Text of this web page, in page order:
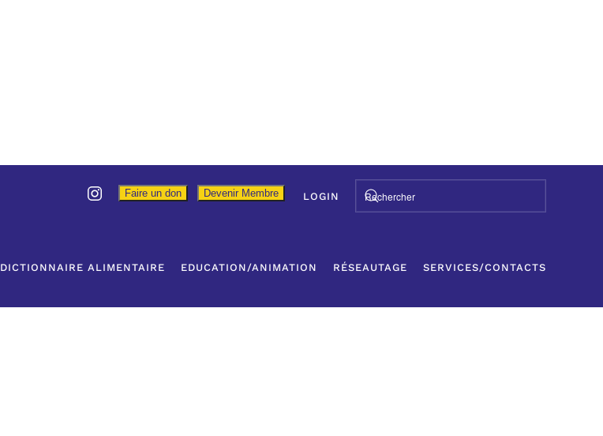
Faire un don Devenir Membre LOGIN
DICTIONNAIRE ALIMENTAIRE EDUCATION/ANIMATION RÉSEAUTAGE SERVICES/CONTACTS